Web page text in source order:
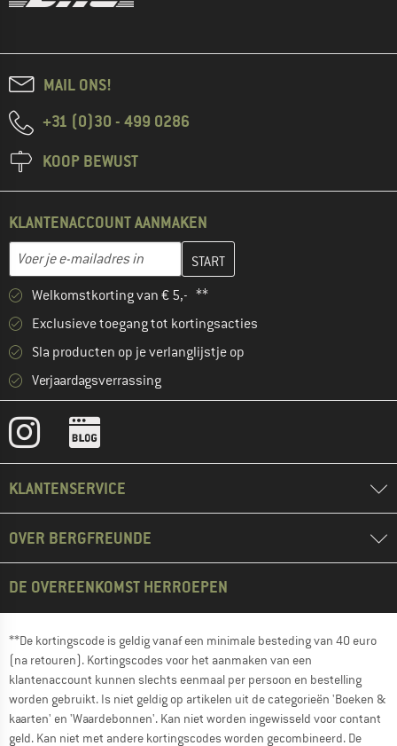
MAIL ONS!
+31 (0)30 - 499 0286
KOOP BEWUST
KLANTENACCOUNT AANMAKEN
E-mailadres
Vul je e-mailadres hier in en maak in de volgende stap je
Welkomstkorting van € 5,- **
Exclusieve toegang tot kortingsacties
Sla producten op je verlanglijstje op
Verjaardagsverrassing
KLANTENSERVICE
OVER BERGFREUNDE
DE OVEREENKOMST HERROEPEN
**De kortingscode is geldig vanaf een minimale besteding van 40 euro
(na retouren). Kortingscodes voor het aanmaken van een
klantenaccount kunnen slechts eenmaal per persoon en bestelling
worden gebruikt. Is niet geldig op artikelen uit de categorieën 'Boeken &
kaarten' en 'Waardebonnen'. Kan niet worden ingewisseld voor contant
geld. Kan niet met andere kortingscodes worden gecombineerd. De